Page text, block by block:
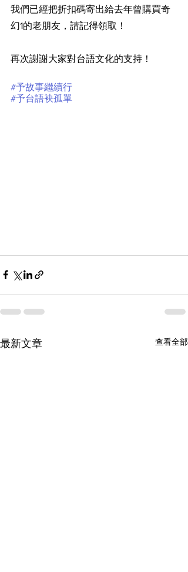
我們已經把折扣碼寄出給去年曾購買奇
幻1的老朋友，請記得領取！
再次謝謝大家對台語文化的支持！
#予故事繼續行
#予台語袂孤單
最新文章 查看全部